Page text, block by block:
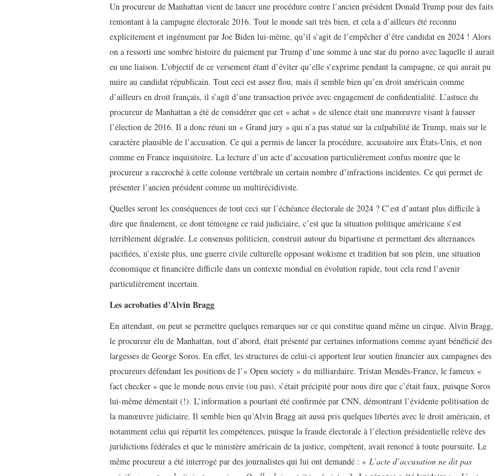
Un procureur de Manhattan vient de lancer une procédure contre l’ancien président Donald Trump pour des faits
remontant à la campagne électorale 2016. Tout le monde sait très bien, et cela a d’ailleurs été reconnu
explicitement et ingénument par Joe Biden lui-même, qu’il s’agit de l’empêcher d’être candidat en 2024 ! Alors
on a ressorti une sombre histoire du paiement par Trump d’une somme à une star du porno avec laquelle il aurait
eu une liaison. L’objectif de ce versement étant d’éviter qu’elle s’exprime pendant la campagne, ce qui aurait pu
nuire au candidat républicain. Tout ceci est assez flou, mais il semble bien qu’en droit américain comme
d’ailleurs en droit français, il s’agit d’une transaction privée avec engagement de confidentialité. L’astuce du
procureur de Manhattan a été de considérer que cet « achat » de silence était une manœuvre visant à fausser
l’élection de 2016. Il a donc réuni un « Grand jury » qui n’a pas statué sur la culpabilité de Trump, mais sur le
caractère plausible de l’accusation. Ce qui a permis de lancer la procédure, accusatoire aux États-Unis, et non
comme en France inquisitoire. La lecture d’un acte d’accusation particulièrement confus montre que le
procureur a raccroché à cette colonne vertébrale un certain nombre d’infractions incidentes. Ce qui permet de
présenter l’ancien président comme un multirécidiviste.
Quelles seront les conséquences de tout ceci sur l’échéance électorale de 2024 ? C’est d’autant plus difficile à
dire que finalement, ce dont témoigne ce raid judiciaire, c’est que la situation politique américaine s’est
terriblement dégradée. Le consensus politicien, construit autour du bipartisme et permettant des alternances
pacifiées, n’existe plus, une guerre civile culturelle opposant wokisme et tradition bat son plein, une situation
économique et financière difficile dans un contexte mondial en évolution rapide, tout cela rend l’avenir
particulièrement incertain.
Les acrobaties d’Alvin Bragg
En attendant, on peut se permettre quelques remarques sur ce qui constitue quand même un cirque. Alvin Bragg,
le procureur élu de Manhattan, tout d’abord, était présenté par certaines informations comme ayant bénéficié des
largesses de George Soros. En effet, les structures de celui-ci apportent leur soutien financier aux campagnes des
procureurs défendant les positions de l’« Open society » du milliardaire. Tristan Mendès-France, le fameux «
fact checker » que le monde nous envie (ou pas), s’était précipité pour nous dire que c’était faux, puisque Soros
lui-même démentait (!). L’information a pourtant été confirmée par CNN, démontrant l’évidente politisation de
la manœuvre judiciaire. Il semble bien qu’Alvin Bragg ait aussi pris quelques libertés avec le droit américain, et
notamment celui qui répartit les compétences, puisque la fraude électorale à l’élection présidentielle relève des
juridictions fédérales et que le ministère américain de la justice, compétent, avait renoncé à toute poursuite. Le
même procureur a été interrogé par des journalistes qui lui ont demandé : « L’acte d’accusation ne dit pas